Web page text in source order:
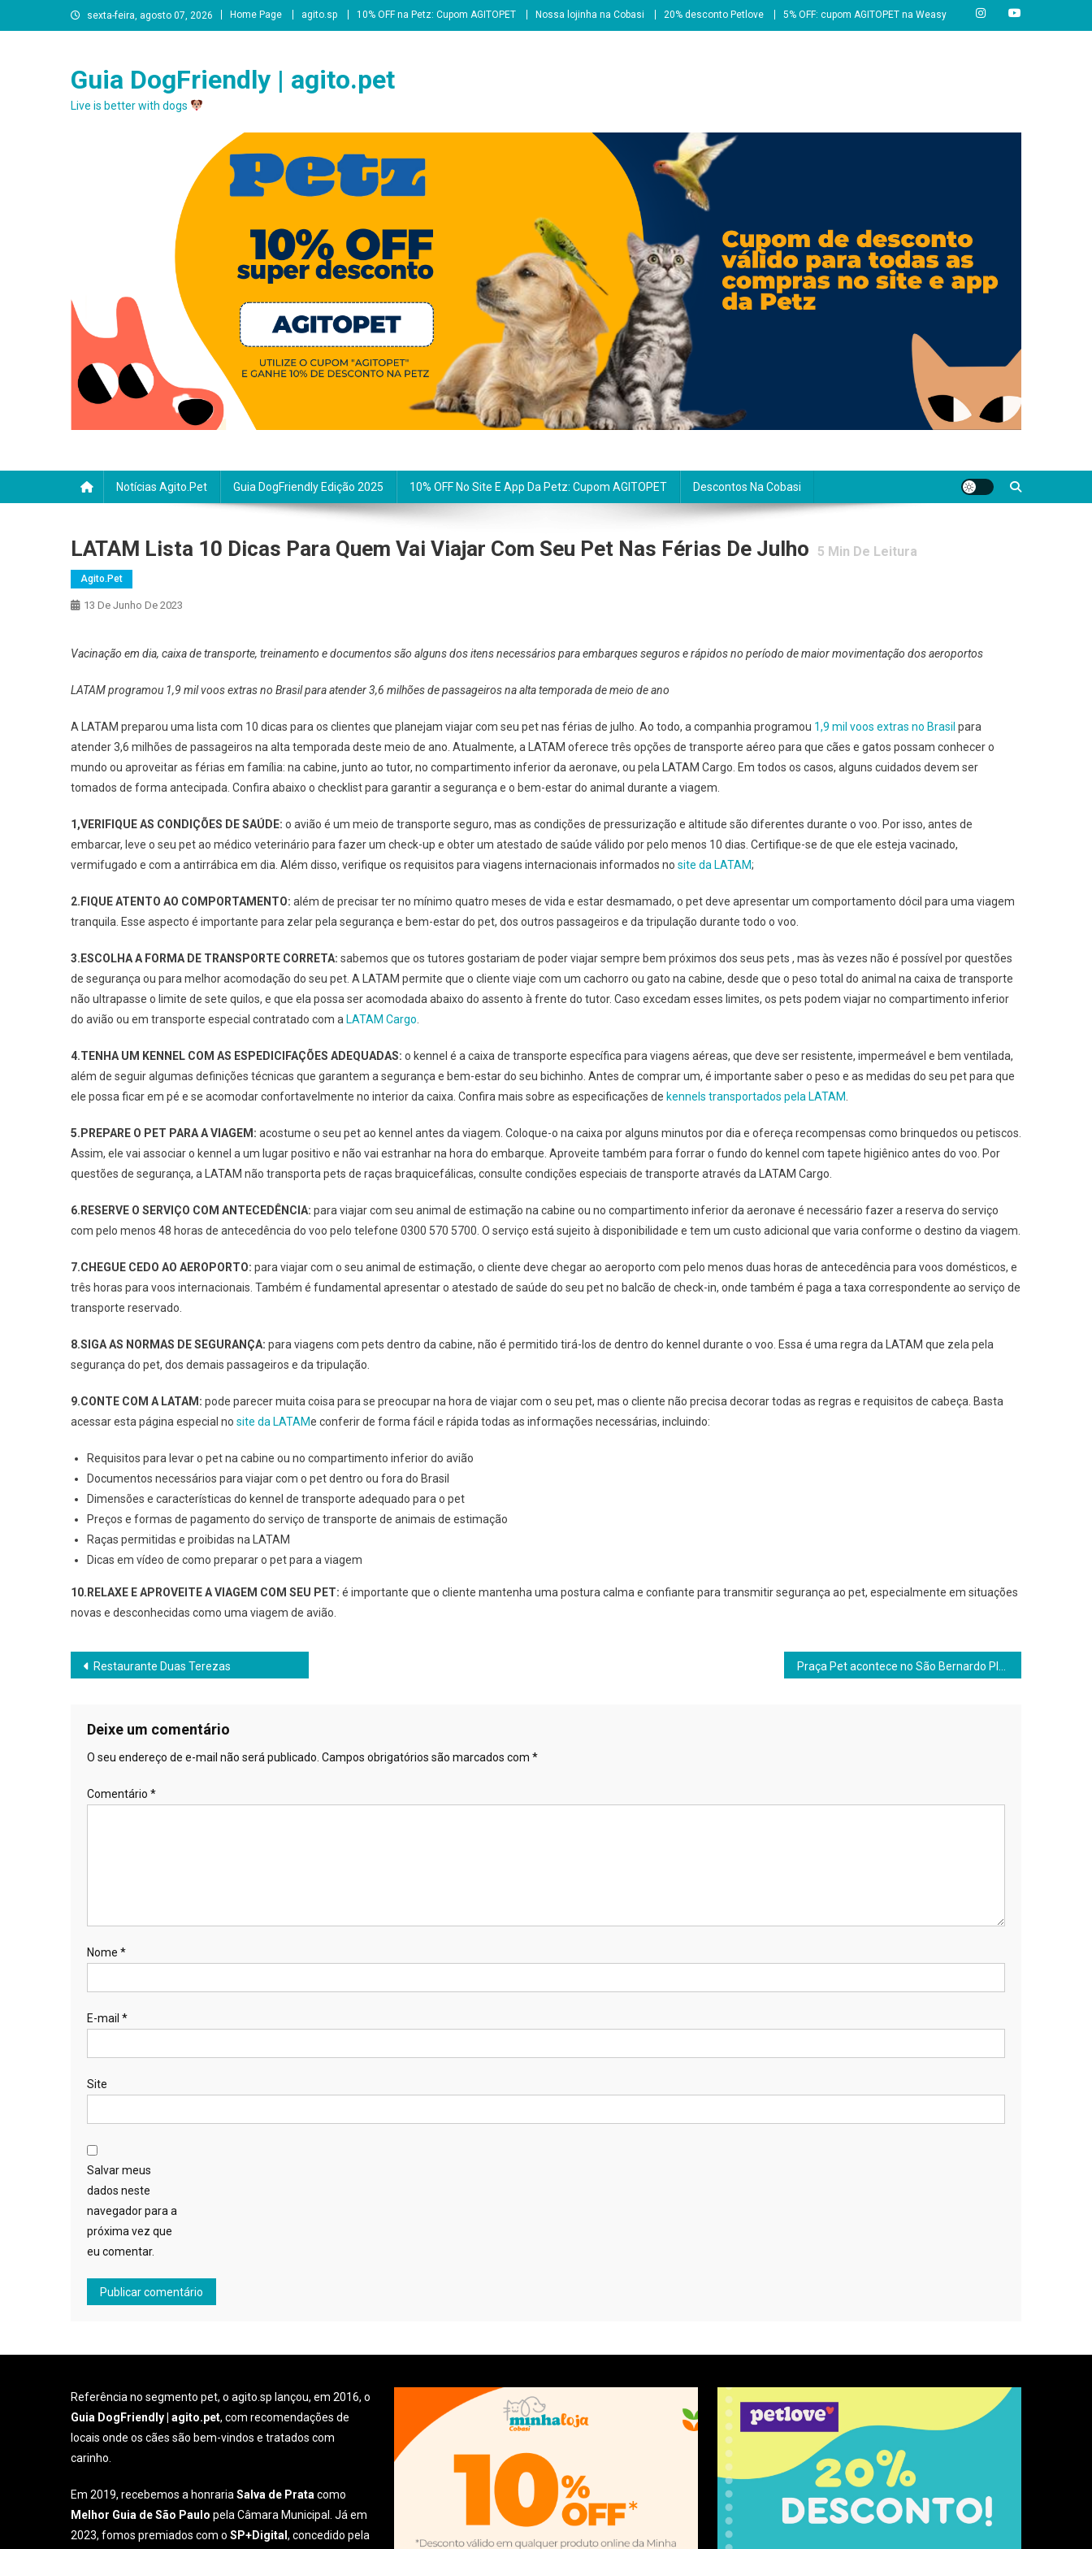
to
sexta-feira, agosto 07, 2026 Home Page agito.sp 10% OFF na Petz: Cupom AGITOPET Nossa lojinha na Cobasi 20% desconto Petlove 5% OFF: cupom AGITOPET na Weasy
Guia DogFriendly | agito.pet
Live is better with dogs
Notícias Agito.pet Guia DogFriendly Edição 2025 10% OFF No Site E App Da Petz: Cupom AGITOPET Descontos Na Cobasi
LATAM Lista 10 Dicas Para Quem Vai Viajar Com Seu Pet Nas Férias De Julho 5 Min De Leitura
Agito.pet
13 De Junho De 2023
Vacinação em dia, caixa de transporte, treinamento e documentos são alguns dos itens necessários para embarques seguros e rápidos no período de maior movimentação dos aeroportos
LATAM programou 1,9 mil voos extras no Brasil para atender 3,6 milhões de passageiros na alta temporada de meio de ano
A LATAM preparou uma lista com 10 dicas para os clientes que planejam viajar com seu pet nas férias de julho. Ao todo, a companhia programou 1,9 mil voos extras no Brasil para
atender 3,6 milhões de passageiros na alta temporada deste meio de ano. Atualmente, a LATAM oferece três opções de transporte aéreo para que cães e gatos possam conhecer o
mundo ou aproveitar as férias em família: na cabine, junto ao tutor, no compartimento inferior da aeronave, ou pela LATAM Cargo. Em todos os casos, alguns cuidados devem ser
tomados de forma antecipada. Confira abaixo o checklist para garantir a segurança e o bem-estar do animal durante a viagem.
1,VERIFIQUE AS CONDIÇÕES DE SAÚDE: o avião é um meio de transporte seguro, mas as condições de pressurização e altitude são diferentes durante o voo. Por isso, antes de
embarcar, leve o seu pet ao médico veterinário para fazer um check-up e obter um atestado de saúde válido por pelo menos 10 dias. Certifique-se de que ele esteja vacinado,
vermifugado e com a antirrábica em dia. Além disso, verifique os requisitos para viagens internacionais informados no site da LATAM;
2.FIQUE ATENTO AO COMPORTAMENTO: além de precisar ter no mínimo quatro meses de vida e estar desmamado, o pet deve apresentar um comportamento dócil para uma viagem
tranquila. Esse aspecto é importante para zelar pela segurança e bem-estar do pet, dos outros passageiros e da tripulação durante todo o voo.
3.ESCOLHA A FORMA DE TRANSPORTE CORRETA: sabemos que os tutores gostariam de poder viajar sempre bem próximos dos seus pets , mas às vezes não é possível por questões
de segurança ou para melhor acomodação do seu pet. A LATAM permite que o cliente viaje com um cachorro ou gato na cabine, desde que o peso total do animal na caixa de transporte
não ultrapasse o limite de sete quilos, e que ela possa ser acomodada abaixo do assento à frente do tutor. Caso excedam esses limites, os pets podem viajar no compartimento inferior
do avião ou em transporte especial contratado com a LATAM Cargo
4.TENHA UM KENNEL COM AS ESPEDICIFAÇÕES ADEQUADAS: o kennel é a caixa de transporte específica para viagens aéreas, que deve ser resistente, impermeável e bem ventilada,
além de seguir algumas definições técnicas que garantem a segurança e bem-estar do seu bichinho. Antes de comprar um, é importante saber o peso e as medidas do seu pet para que
ele possa ficar em pé e se acomodar confortavelmente no interior da caixa. Confira mais sobre as especificações de kennels transportados pela LATAM
5.PREPARE O PET PARA A VIAGEM: acostume o seu pet ao kennel antes da viagem. Coloque-o na caixa por alguns minutos por dia e ofereça recompensas como brinquedos ou petiscos.
Assim, ele vai associar o kennel a um lugar positivo e não vai estranhar na hora do embarque. Aproveite também para forrar o fundo do kennel com tapete higiênico antes do voo. Por
questões de segurança, a LATAM não transporta pets de raças braquicefálicas, consulte condições especiais de transporte através da LATAM Cargo.
6.RESERVE O SERVIÇO COM ANTECEDÊNCIA: para viajar com seu animal de estimação na cabine ou no compartimento inferior da aeronave é necessário fazer a reserva do serviço
com pelo menos 48 horas de antecedência do voo pelo telefone 0300 570 5700. O serviço está sujeito à disponibilidade e tem um custo adicional que varia conforme o destino da viagem.
7.CHEGUE CEDO AO AEROPORTO: para viajar com o seu animal de estimação, o cliente deve chegar ao aeroporto com pelo menos duas horas de antecedência para voos domésticos, e
três horas para voos internacionais. Também é fundamental apresentar o atestado de saúde do seu pet no balcão de check-in, onde também é paga a taxa correspondente ao serviço de
transporte reservado.
8.SIGA AS NORMAS DE SEGURANÇA: para viagens com pets dentro da cabine, não é permitido tirá-los de dentro do kennel durante o voo. Essa é uma regra da LATAM que zela pela
segurança do pet, dos demais passageiros e da tripulação.
9.CONTE COM A LATAM: pode parecer muita coisa para se preocupar na hora de viajar com o seu pet, mas o cliente não precisa decorar todas as regras e requisitos de cabeça. Basta
acessar esta página especial no site da LATAMe conferir de forma fácil e rápida todas as informações necessárias, incluindo:
Requisitos para levar o pet na cabine ou no compartimento inferior do avião
Documentos necessários para viajar com o pet dentro ou fora do Brasil
Dimensões e características do kennel de transporte adequado para o pet
Preços e formas de pagamento do serviço de transporte de animais de estimação
Raças permitidas e proibidas na LATAM
Dicas em vídeo de como preparar o pet para a viagem
10.RELAXE E APROVEITE A VIAGEM COM SEU PET: é importante que o cliente mantenha uma postura calma e confiante para transmitir segurança ao pet, especialmente em situações
novas e desconhecidas como uma viagem de avião.
Navegação
Post
Restaurante Duas Terezas
Deixe um comentário
O seu endereço de e-mail não será publicado. Campos obrigatórios são marcados com *
Comentário *
Nome *
E-mail *
Site
Salvar meus
dados neste
navegador para a
próxima vez que
eu comentar.
Referência no segmento pet, o agito.sp lançou, em 2016, o
Guia DogFriendly | agito.pet, com recomendações de
locais onde os cães são bem-vindos e tratados com
carinho.
Em 2019, recebemos a honrariaSalva de Prata como
Melhor Guia de São Paulo pela Câmara Municipal. Já em
2023, fomos premiados com oSP+Digital, concedido pela